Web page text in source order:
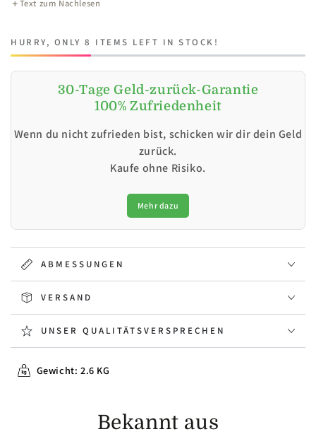
Text zum Nachlesen
HURRY, ONLY 8 ITEMS LEFT IN STOCK!
30-Tage Geld-zurück-Garantie
100% Zufriedenheit
Wenn du nicht zufrieden bist, schicken wir dir dein Geld
zurück.
Kaufe ohne Risiko.
Mehr dazu
ABMESSUNGEN
VERSAND
UNSER QUALITÄTSVERSPRECHEN
Gewicht: 2.6 KG
Bekannt aus